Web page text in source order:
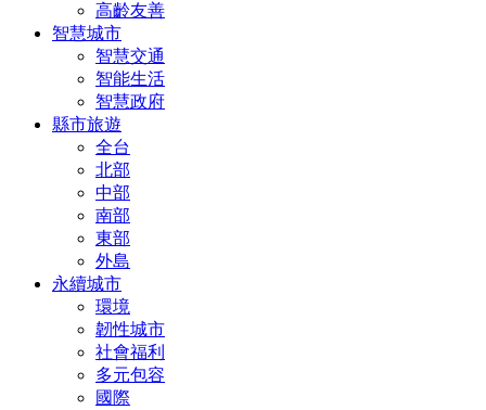
高齡友善
智慧城市
智慧交通
智能生活
智慧政府
縣市旅遊
全台
北部
中部
南部
東部
外島
永續城市
環境
韌性城市
社會福利
多元包容
國際